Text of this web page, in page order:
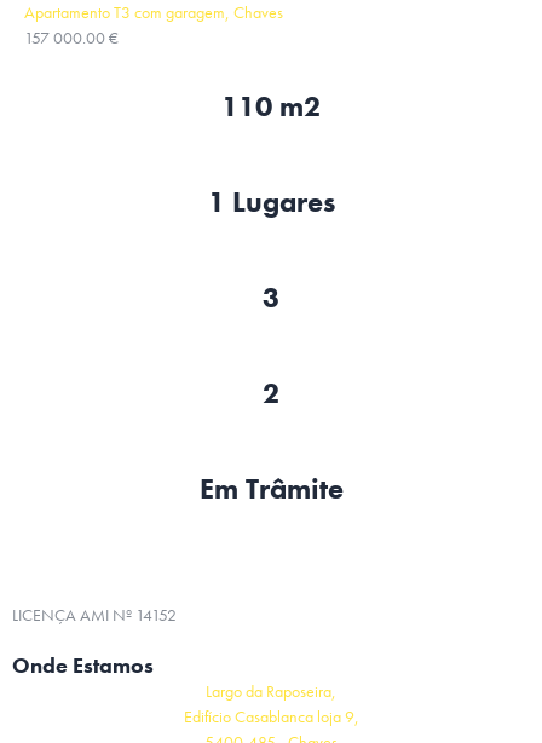
Apartamento T3 com garagem, Chaves
157 000.00 €
110 m2
1 Lugares
3
2
Em Trâmite
LICENÇA AMI Nº 14152
Onde Estamos
Largo da Raposeira,
Edifício Casablanca loja 9,